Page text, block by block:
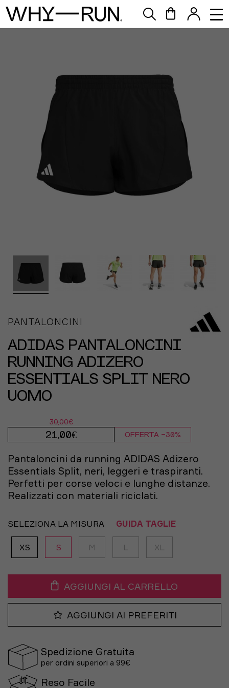
PANTALONCINI
ADIDAS PANTALONCINI
RUNNING ADIZERO
ESSENTIALS SPLIT NERO
UOMO
30,00€
21,00€ OFFERTA -30%
Pantaloncini da running ADIDAS Adizero
Essentials Split, neri, leggeri e traspiranti.
Perfetti per corse veloci e lunghe distanze.
Realizzati con materiali riciclati.
SELEZIONA LA MISURA GUIDA TAGLIE
XS S M L XL
AGGIUNGI AL CARRELLO
AGGIUNGI AI PREFERITI
Spedizione Gratuita
per ordini superiori a 99€
Reso Facile